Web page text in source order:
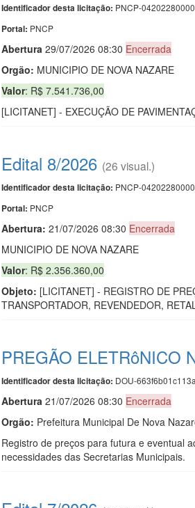
Identificador desta licitação: PNCP-
Portal: PNCP
Abertura 29/07/2026 08:30 Encerrada
Orgão: MUNICIPIO DE NOVA NAZARE
Valor: R$ 7.541.736,00
[LICITANET] - EXECUÇÃO DE
Edital 8/2026 (26 visual.)
Identificador desta licitação: PNCP-
Portal: PNCP
Abertura: 21/07/2026 08:30 Encerrada
MUNICIPIO DE NOVA NAZARE
Valor: R$ 2.356.360,00
Objeto: [LICITANET] - REGISTRO DE
TRANSPORTADOR, REVENDEDOR,
PREGÃO ELETRôNICO
Identificador desta licitação: DOU-
Abertura 21/07/2026 08:30 Encerrada
Orgão: Prefeitura Municipal De Nova
Registro de preços para futura e eventual
necessidades das Secretarias Municipais.